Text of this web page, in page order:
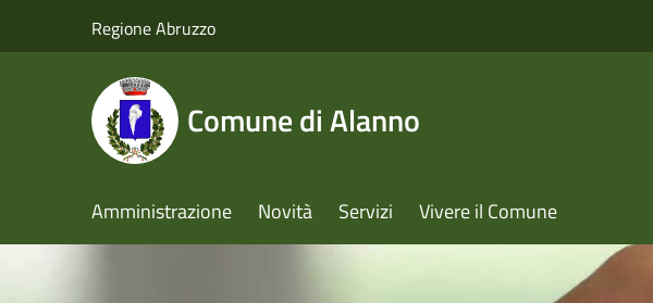
Regione Abruzzo
Comune di Alanno
Amministrazione Novità Servizi Vivere il Comune